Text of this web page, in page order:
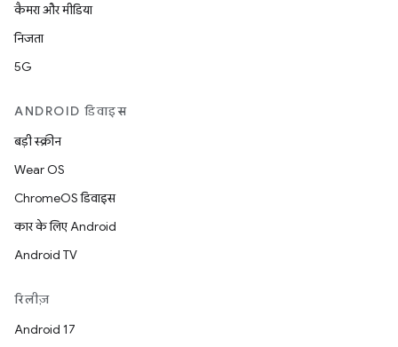
कैमरा और मीडिया
निजता
5G
ANDROID डिवाइस
बड़ी स्क्रीन
Wear OS
ChromeOS डिवाइस
कार के लिए Android
Android TV
रिलीज़
Android 17